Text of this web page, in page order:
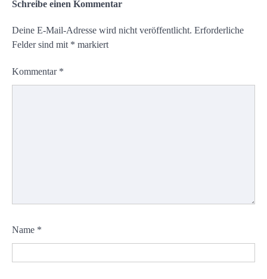
Schreibe einen Kommentar
Deine E-Mail-Adresse wird nicht veröffentlicht. Erforderliche
Felder sind mit * markiert
Kommentar *
Name *